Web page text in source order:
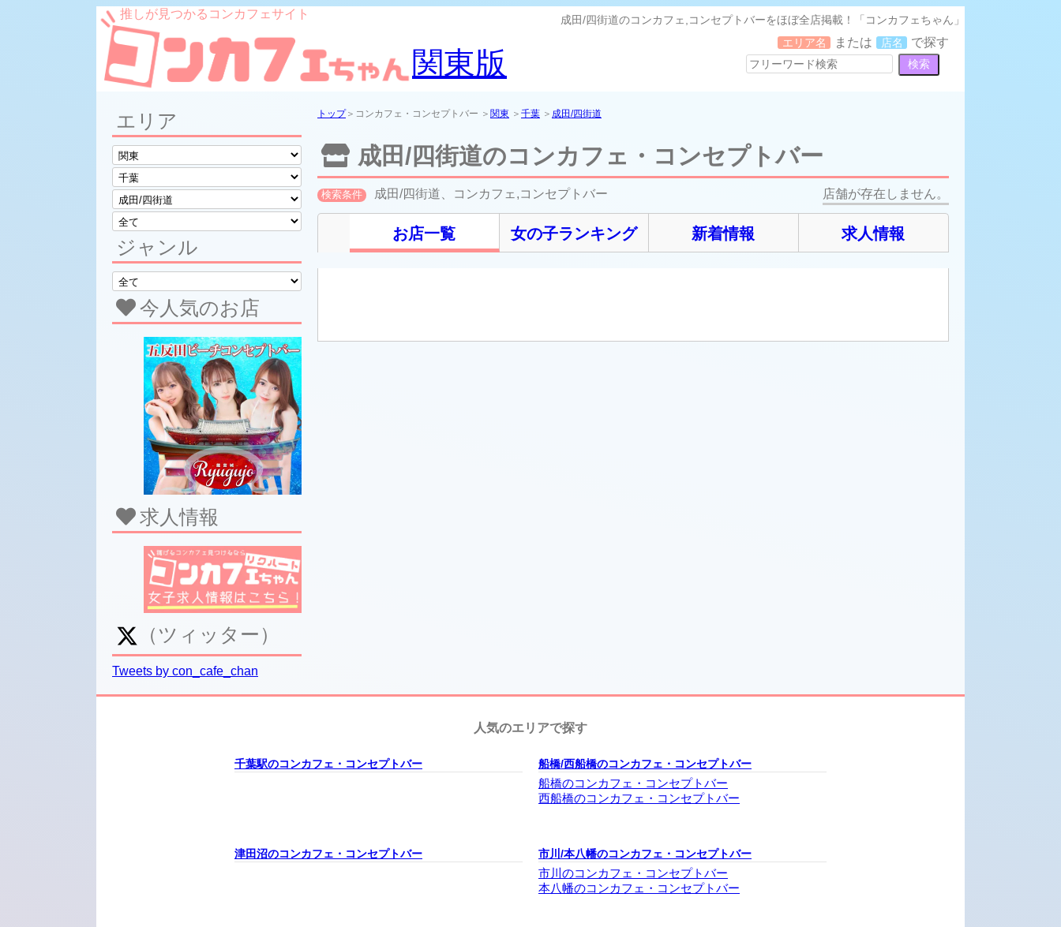
成田/四街道のコンカフェ,コンセプトバーをほぼ全店掲載！「コンカフェちゃん」
推しが見つかるコンカフェサイト
関東版
エリア名 または 店名 で探す
エリア
ジャンル
今人気のお店
求人情報
（ツィッター）
Tweets by con_cafe_chan
トップ＞コンカフェ・コンセプトバー ＞ 関東 ＞ 千葉 ＞ 成田/四街道
成田/四街道のコンカフェ・コンセプトバー
検索条件 成田/四街道、コンカフェ,コンセプトバー 店舗が存在しません。
お店一覧 女の子ランキング 新着情報 求人情報
人気のエリアで探す
千葉駅のコンカフェ・コンセプトバー 船橋/西船橋のコンカフェ・コンセプトバー
船橋のコンカフェ・コンセプトバー
西船橋のコンカフェ・コンセプトバー
津田沼のコンカフェ・コンセプトバー 市川/本八幡のコンカフェ・コンセプトバー
市川のコンカフェ・コンセプトバー
本八幡のコンカフェ・コンセプトバー